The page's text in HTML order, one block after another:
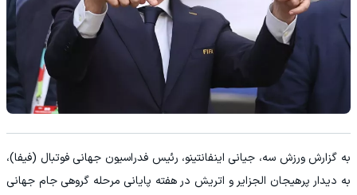
به گزارش ورزش سه، جیانی اینفانتینو، رئیس فدراسیون جهانی فوتبال (فیفا)،
به دیدار پرهیجان الجزایر و اتریش در هفته پایانی مرحله گروهی جام جهانی